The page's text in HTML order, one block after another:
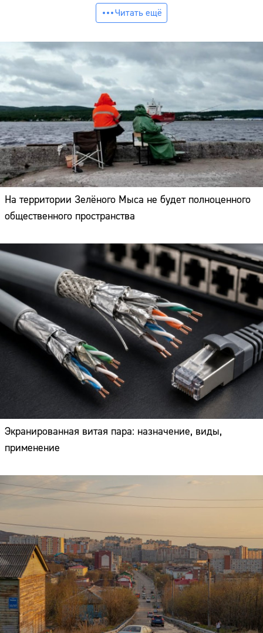
Читать ещё
На территории Зелёного Мыса не будет полноценного
общественного пространства
Экранированная витая пара: назначение, виды,
применение